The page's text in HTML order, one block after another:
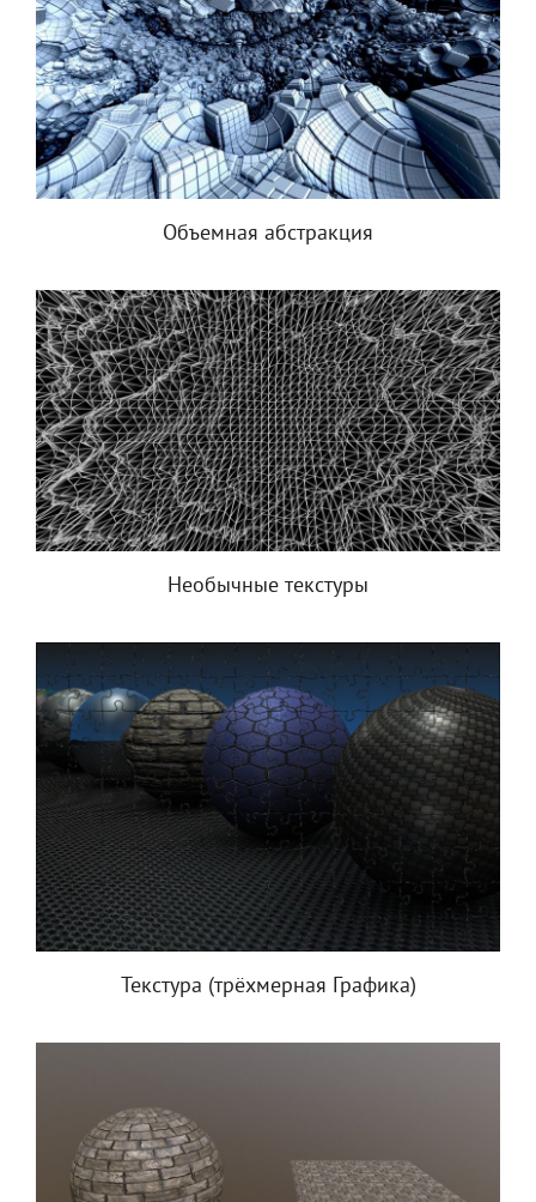
Объемная абстракция
Необычные текстуры
Текстура (трёхмерная Графика)